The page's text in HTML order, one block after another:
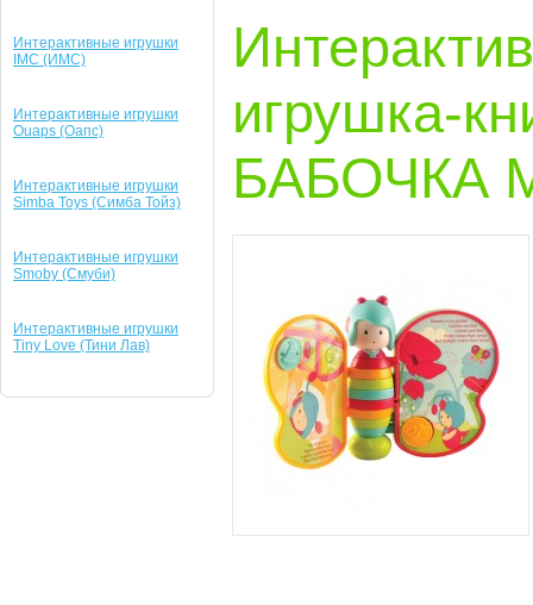
Интерактивные игрушки
IMC (ИМС)
Интерактивные игрушки
Ouaps (Оапс)
Интерактивные игрушки
Simba Toys (Симба Тойз)
Интерактивные игрушки
Smoby (Смуби)
Интерактивные игрушки
Tiny Love (Тини Лав)
игрушка-
БАБОЧКА